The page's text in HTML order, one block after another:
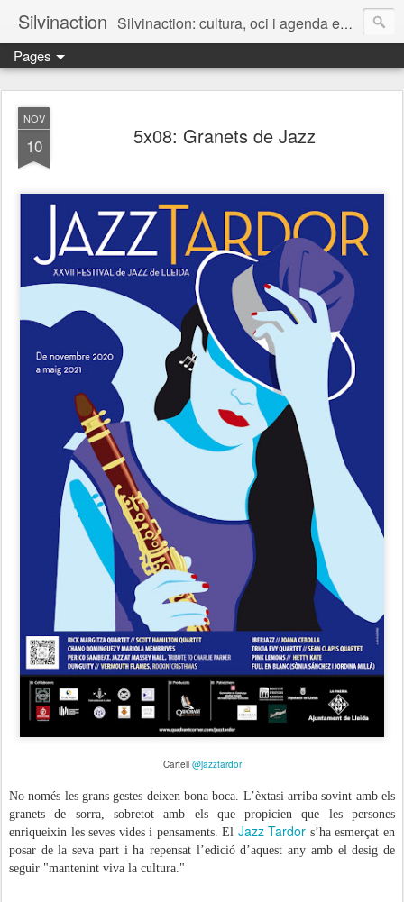
Silvinaction Silvinaction: cultura, oci i agenda en acció pel públic adult a Lleida
Pages
NOV
10 5x08: Granets de Jazz
Cartell @jazztardor
No només les grans gestes deixen bona boca. L’èxtasi arriba sovint amb els
granets de sorra, sobretot amb els que propicien que les persones
enriqueixin les seves vides i pensaments. El Jazz Tardor s’ha esmerçat en
posar de la seva part i ha repensat l’edició d’aquest any amb el desig de
seguir "mantenint viva la cultura."